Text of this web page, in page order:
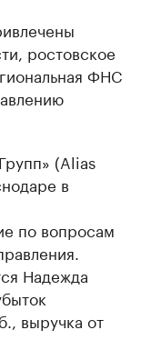
ростовское
ФНС
(Alias
в
по вопросам
Надежда
выручка от